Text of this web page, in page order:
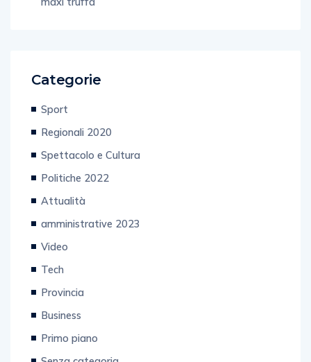
Categorie
Sport
Regionali 2020
Spettacolo e Cultura
Politiche 2022
Attualità
amministrative 2023
Video
Tech
Provincia
Business
Primo piano